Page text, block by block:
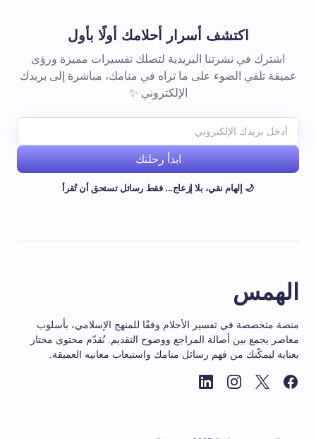
اكتشف أسرار أحلامك أولًا بأول
اشترك في نشرتنا البريدية لتصلك تفسيرات مميزة ورؤى
عميقة تلقي الضوء على ما تراه في منامك، مباشرة إلى بريدك
الإلكتروني ✨
ابدأ رحلتك
🌙 إلهام نقي، بلا إزعاج... فقط رسائل تستحق أن تُقرأ
الهمس
منصة متخصصة في تفسير الأحلام وفقًا للمنهج الإسلامي، بأسلوب
معاصر يجمع بين أصالة المراجع ووضوح التقديم. نُقدّم محتوى مختار
بعناية ليمكّنك من فهم رسائل منامك واستيعاب معانيه العميقة.